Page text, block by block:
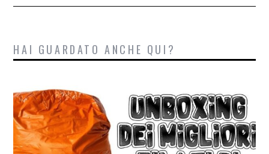
HAI GUARDATO ANCHE QUI?